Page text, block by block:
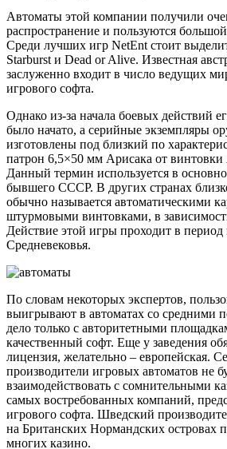
Автоматы этой компании получили
распространение и пользуются
Среди лучших игр NetEnt стоит
Starburst и Dead or Alive. Известная
заслуженно входит в число ведущих
игрового софта.
Однако из-за начала боевых действий
было начато, а серийные экземпляры
изготовлены под близкий по
патрон 6,5×50 мм Арисака от
Данный термин используется в
бывшего СССР. В других странах
обычно называется автоматическими
штурмовыми винтовками, в
Действие этой игры проходит в период
Средневековья.
По словам некоторых экспертов,
выигрывают в автоматах со средними
дело только с авторитетными
качественный софт. Еще у заведения
лицензия, желательно – европейская.
производители игровых автоматов не
взаимодействовать с сомнительными
самых востребованных компаний,
игрового софта. Шведский
на Британских Нормандских островах
многих казино.